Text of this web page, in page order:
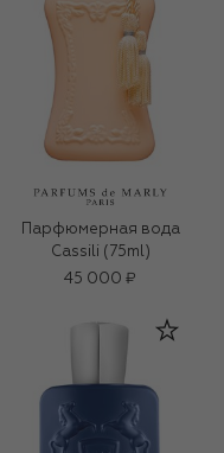
Парфюмерная вода
Cassili (75ml)
45 000 ₽